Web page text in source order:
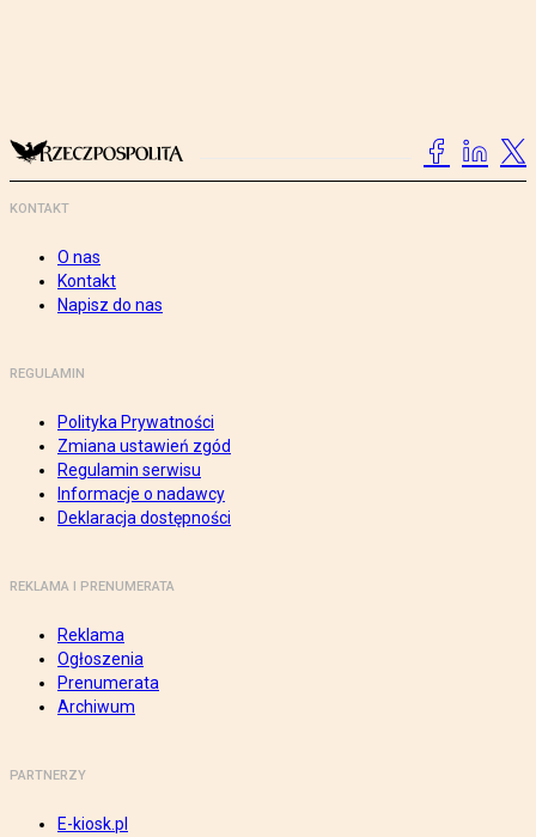
KONTAKT
O nas
Kontakt
Napisz do nas
REGULAMIN
Polityka Prywatności
Zmiana ustawień zgód
Regulamin serwisu
Informacje o nadawcy
Deklaracja dostępności
REKLAMA I PRENUMERATA
Reklama
Ogłoszenia
Prenumerata
Archiwum
PARTNERZY
E-kiosk.pl